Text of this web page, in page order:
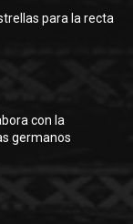
para la recta
con la
germanos